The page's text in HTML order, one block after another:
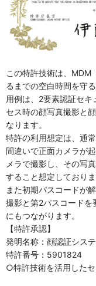
この特許技術は、
るまでの空白時間を守
用例は、2要素認証セ
セス時の顔写真撮影と
なります。
特許の利用想定は、通
間違いで正面カメラが
メラで撮影し、その写
すること想定しておりま
また初期パスコードが
撮影と第2パスコードを
にもつながります。
【特許承認】
発明名称：顔認証シス
特許番号：5901824
○特許技術を活用した